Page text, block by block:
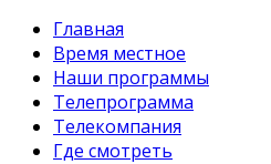
Главная
Время местное
Наши программы
Телепрограмма
Телекомпания
Где смотреть